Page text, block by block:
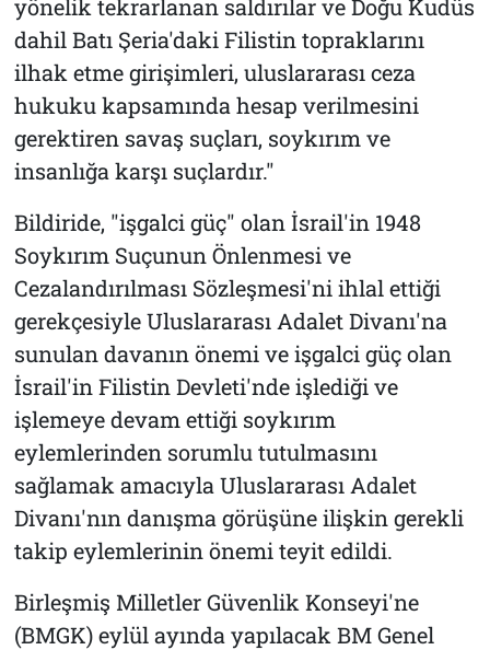
yönelik tekrarlanan saldırılar ve Doğu Kudüs
dahil Batı Şeria'daki Filistin topraklarını
ilhak etme girişimleri, uluslararası ceza
hukuku kapsamında hesap verilmesini
gerektiren savaş suçları, soykırım ve
insanlığa karşı suçlardır."
Bildiride, "işgalci güç" olan İsrail'in 1948
Soykırım Suçunun Önlenmesi ve
Cezalandırılması Sözleşmesi'ni ihlal ettiği
gerekçesiyle Uluslararası Adalet Divanı'na
sunulan davanın önemi ve işgalci güç olan
İsrail'in Filistin Devleti'nde işlediği ve
işlemeye devam ettiği soykırım
eylemlerinden sorumlu tutulmasını
sağlamak amacıyla Uluslararası Adalet
Divanı'nın danışma görüşüne ilişkin gerekli
takip eylemlerinin önemi teyit edildi.
Birleşmiş Milletler Güvenlik Konseyi'ne
(BMGK) eylül ayında yapılacak BM Genel